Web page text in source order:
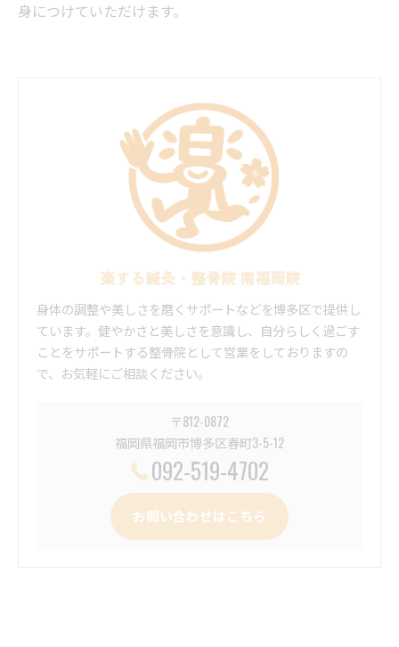
身につけていただけます。
楽する鍼灸・整骨院 南福岡院
身体の調整や美しさを磨くサポートなどを博多区で提供し
ています。健やかさと美しさを意識し、自分らしく過ごす
ことをサポートする整骨院として営業をしておりますの
で、お気軽にご相談ください。
〒812-0872
福岡県福岡市博多区春町3-5-12
092-519-4702
お問い合わせはこちら